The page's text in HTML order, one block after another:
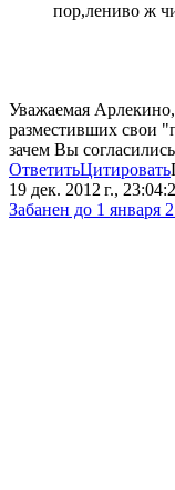
пор,лениво ж
Уважаемая
разместивших свои
зачем Вы
ОтветитьЦитировать
19 дек. 2012 г.,
Забанен до 1 января